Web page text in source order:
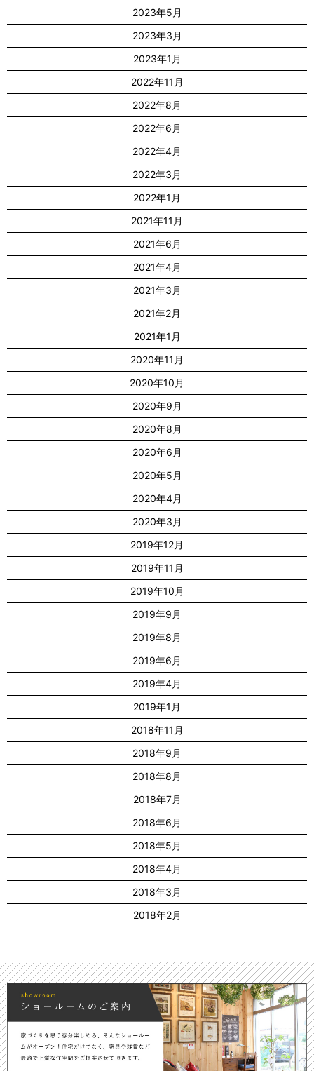
2023年5月
2023年3月
2023年1月
2022年11月
2022年8月
2022年6月
2022年4月
2022年3月
2022年1月
2021年11月
2021年6月
2021年4月
2021年3月
2021年2月
2021年1月
2020年11月
2020年10月
2020年9月
2020年8月
2020年6月
2020年5月
2020年4月
2020年3月
2019年12月
2019年11月
2019年10月
2019年9月
2019年8月
2019年6月
2019年4月
2019年1月
2018年11月
2018年9月
2018年8月
2018年7月
2018年6月
2018年5月
2018年4月
2018年3月
2018年2月